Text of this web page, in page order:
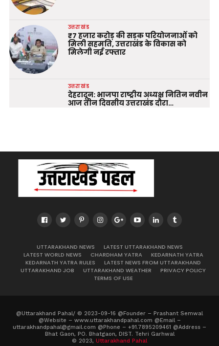
उत्तराखंड
₹7 हजार करोड़ की सड़क परियोजनाओं को
मिली सहमति, उत्तराखंड के विकास को
मिलेगी नई रफ्तार
उत्तराखंड
देहरादून: भाजपा राष्ट्रीय अध्यक्ष नितिन नवीन
आज तीन दिवसीय उत्तराखंड दौरा…
UTTARAKHAND NEWS
LATEST UTTARAKHAND NEWS
LATEST WORLD NEWS
CHARDHAM YATRA
KEDARNATH YATRA
KEDARNATH YATRA RULES
LATEST NEWS FROM UTTARAKHAND
UTTARAKHAND JOB
UTTARAKHAND WEATHER
PRIVACY POLICY
TERMS OF USE
@Uttarakhand Pahal/ © 2023-09-16 @Founder – Prashant Semwal
@Website – www.uttarakhandpahal.com @Email –
uttarakhandpahal@gmail.com @Phone – +91.7895209461 @Address –
Bhat Gaon, PO. Bhatgaon, DIST. Tehri Garhwal
© 2023, Uttarakhand Pahal